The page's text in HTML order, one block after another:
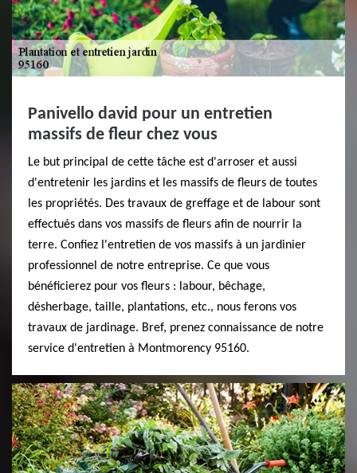
Panivello david pour un entretien
massifs de fleur chez vous
Le but principal de cette tâche est d'arroser et aussi
d'entretenir les jardins et les massifs de fleurs de toutes
les propriétés. Des travaux de greffage et de labour sont
effectués dans vos massifs de fleurs afin de nourrir la
terre. Confiez l'entretien de vos massifs à un jardinier
professionnel de notre entreprise. Ce que vous
bénéficierez pour vos fleurs : labour, bêchage,
désherbage, taille, plantations, etc., nous ferons vos
travaux de jardinage. Bref, prenez connaissance de notre
service d'entretien à Montmorency 95160.